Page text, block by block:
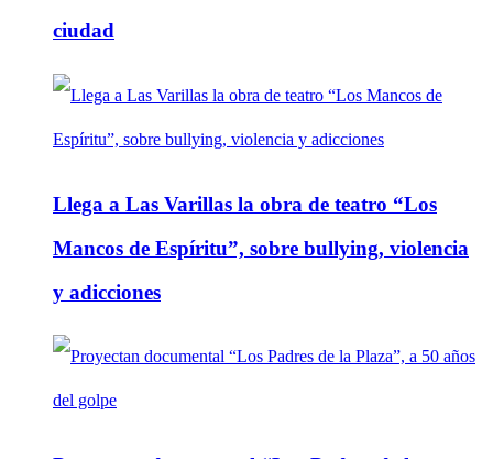
ciudad
Llega a Las Varillas la obra de teatro “Los
Mancos de Espíritu”, sobre bullying, violencia
y adicciones